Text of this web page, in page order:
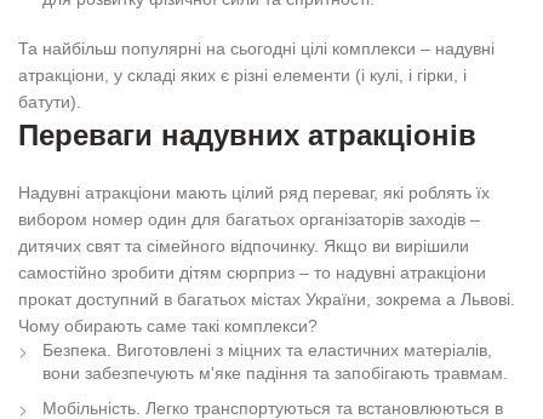
Та найбільш популярні на сьогодні цілі комплекси – надувні
атракціони, у складі яких є різні елементи (і кулі, і гірки, і
батути).
Переваги надувних атракціонів
Надувні атракціони мають цілий ряд переваг, які роблять їх
вибором номер один для багатьох організаторів заходів –
дитячих свят та сімейного відпочинку. Якщо ви вирішили
самостійно зробити дітям сюрприз – то надувні атракціони
прокат доступний в багатьох містах України, зокрема а Львові.
Чому обирають саме такі комплекси?
Безпека. Виготовлені з міцних та еластичних матеріалів,
вони забезпечують м'яке падіння та запобігають травмам.
Мобільність. Легко транспортуються та встановлюються в